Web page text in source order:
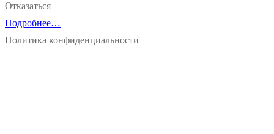
Отказаться
Подробнее…
Политика конфиденциальности